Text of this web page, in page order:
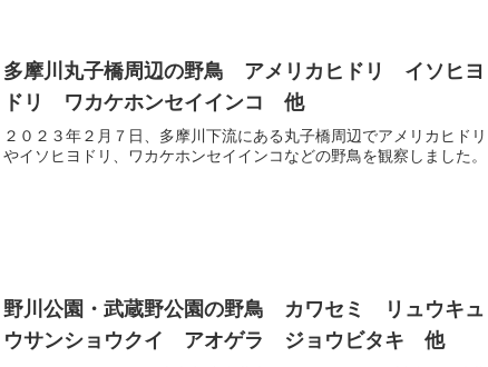
多摩川丸子橋周辺の野鳥 アメリカヒドリ イソヒヨ
ドリ ワカケホンセイインコ 他
２０２３年２月７日、多摩川下流にある丸子橋周辺でアメリカヒドリ
やイソヒヨドリ、ワカケホンセイインコなどの野鳥を観察しました。
野川公園・武蔵野公園の野鳥 カワセミ リュウキュ
ウサンショウクイ アオゲラ ジョウビタキ 他